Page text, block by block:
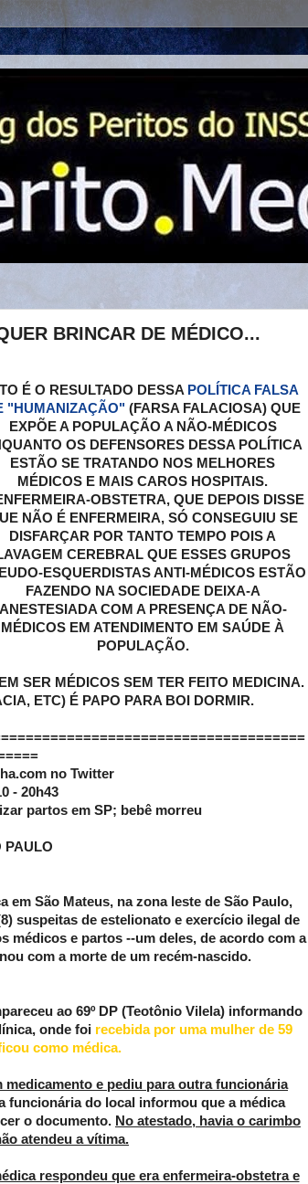
BRINCAR DE MÉDICO...
É O RESULTADO DESSA POLÍTICA FALSA
"HUMANIZAÇÃO" (FARSA FALACIOSA) QUE
EXPÕE A POPULAÇÃO A NÃO-MÉDICOS
OS DEFENSORES DESSA POLÍTICA
ESTÃO SE TRATANDO NOS MELHORES
MÉDICOS E MAIS CAROS HOSPITAIS.
OBSTETRA, QUE DEPOIS DISSE
NÃO É ENFERMEIRA, SÓ CONSEGUIU SE
DISFARÇAR POR TANTO TEMPO POIS A
CEREBRAL QUE ESSES GRUPOS
ESQUERDISTAS ANTI-MÉDICOS ESTÃO
FAZENDO NA SOCIEDADE DEIXA-A
ANESTESIADA COM A PRESENÇA DE NÃO-
MÉDICOS EM ATENDIMENTO EM SAÚDE À
POPULAÇÃO.
SER MÉDICOS SEM TER FEITO MEDICINA.
ETC) É PAPO PARA BOI DORMIR.
no Twitter
- 20h43
partos em SP; bebê morreu
PAULO
em São Mateus, na zona leste de São Paulo,
suspeitas de estelionato e exercício ilegal de
médicos e partos --um deles, de acordo com a
com a morte de um recém-nascido.
ao 69º DP (Teotônio Vilela) informando
onde foi recebida por uma mulher de 59
como médica.
medicamento e pediu para outra funcionária
funcionária do local informou que a médica
o documento. No atestado, havia o carimbo
atendeu a vítima.
respondeu que era enfermeira-obstetra e